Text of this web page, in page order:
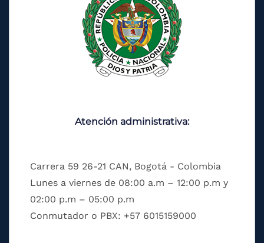
Atención administrativa:
Carrera 59 26-21 CAN, Bogotá - Colombia
Lunes a viernes de 08:00 a.m – 12:00 p.m y
02:00 p.m – 05:00 p.m
Conmutador o PBX: +57 6015159000